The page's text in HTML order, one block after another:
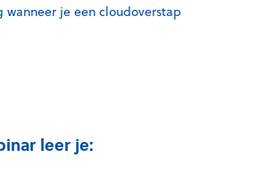
wanneer je een cloudoverstap
leer je: